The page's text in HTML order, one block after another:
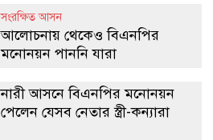
সংরক্ষিত আসন
আলোচনায় থেকেও বিএনপির
মনোনয়ন পাননি যারা
নারী আসনে বিএনপির মনোনয়ন
পেলেন যেসব নেতার স্ত্রী-কন্যারা